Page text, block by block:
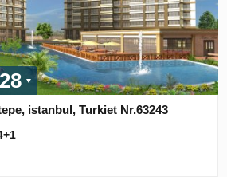
istanbul, Turkiet Nr.63243